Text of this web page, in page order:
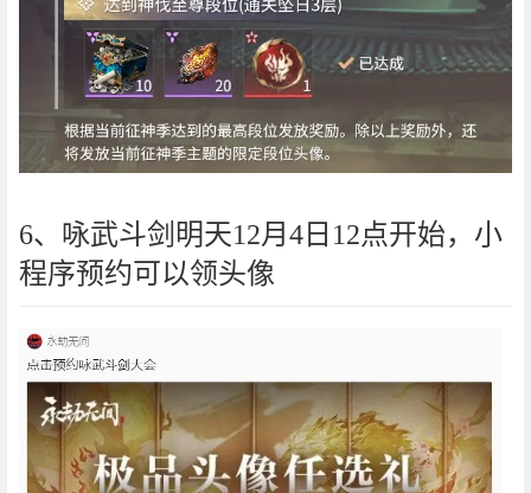
6、咏武斗剑明天12月4日12点开始，小
程序预约可以领头像